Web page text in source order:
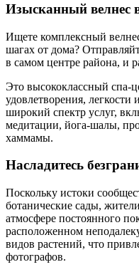
Изысканный велнес
Ищете комплексный
шагах от дома?
в самом центре района, и
Это высококлассный спа-
удовлетворения, легкости
широкий спектр услуг,
медитации, йога-шалы,
хаммамы.
Насладитесь
Поскольку истоки
ботанические сады,
атмосфере постоянного
расположенном
видов растений, что
фотографов.